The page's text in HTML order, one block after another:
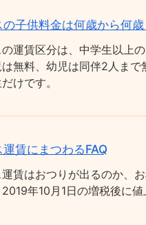
の子供料金は何歳から何歳
運賃区分は、中学生以上
無料、幼児は同伴2人ま
けです。
運賃にまつわるFAQ
賃はおつりが出るのか、
年10月1日の増税後に